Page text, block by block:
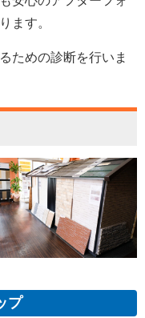
ます。
ための診断を行いま
プ